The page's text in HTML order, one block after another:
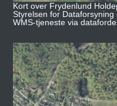
Kort over Frydenlund
Styrelsen for
WMS-tjeneste via